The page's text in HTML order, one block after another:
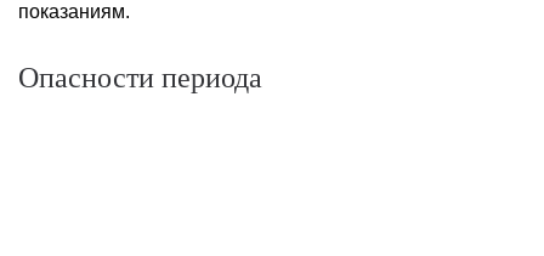
показаниям.
Опасности периода